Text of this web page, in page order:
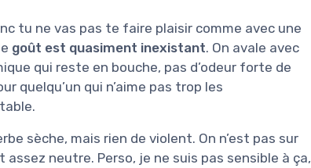
tu ne vas pas te faire plaisir comme avec une
goût est quasiment inexistant. On avale avec
qui reste en bouche, pas d’odeur forte de
quelqu’un qui n’aime pas trop les
sèche, mais rien de violent. On n’est pas sur
neutre. Perso, je ne suis pas sensible à ça,